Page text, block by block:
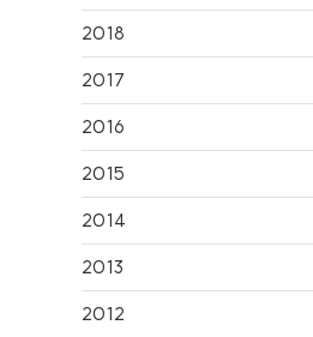
2018
2017
2016
2015
2014
2013
2012